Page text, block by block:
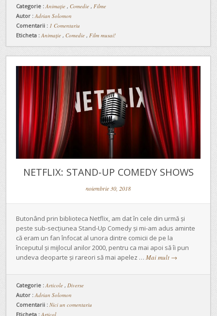
Categorie : Animaţie , Comedie , Filme
Autor : Adrian Solomon
Comentarii : 1 Comentariu
Eticheta : Animație , Comedie , Film musai!
NETFLIX: STAND-UP COMEDY SHOWS
noiembrie 30, 2018
Butonând prin biblioteca Netflix, am dat în cele din urmă și
peste sub-secțiunea Stand-Up Comedy și mi-am adus aminte
că eram un fan înfocat al unora dintre comicii de pe la
începutul și mijlocul anilor 2000, pentru ca mai apoi să îi pun
undeva deoparte și rareori să mai apelez … Mai mult →
Categorie : Articole , Diverse
Autor : Adrian Solomon
Comentarii : Nici un comentariu
Eticheta : Articol